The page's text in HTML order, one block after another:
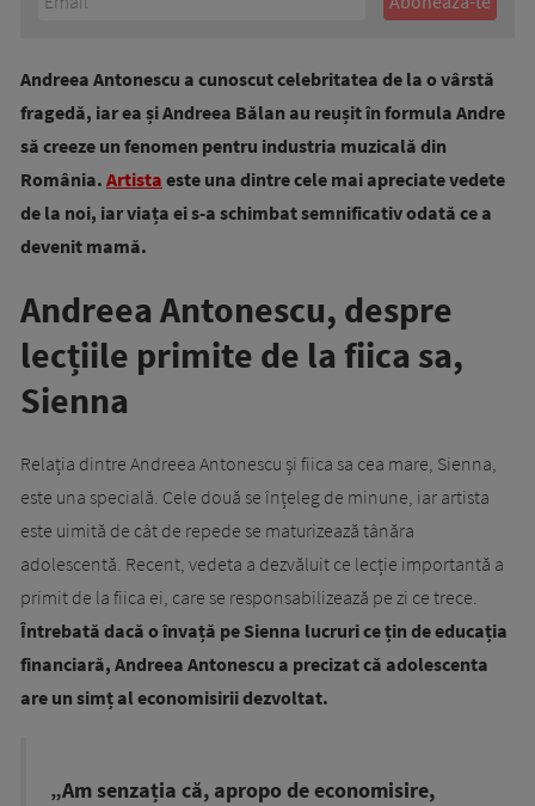
Andreea Antonescu a cunoscut celebritatea de la o vârstă
fragedă, iar ea și Andreea Bălan au reușit în formula Andre
să creeze un fenomen pentru industria muzicală din
România. Artista este una dintre cele mai apreciate vedete
de la noi, iar viața ei s-a schimbat semnificativ odată ce a
devenit mamă.
Andreea Antonescu, despre
lecțiile primite de la fiica sa,
Sienna
Relația dintre Andreea Antonescu și fiica sa cea mare, Sienna,
este una specială. Cele două se înțeleg de minune, iar artista
este uimită de cât de repede se maturizează tânăra
adolescentă. Recent, vedeta a dezvăluit ce lecție importantă a
primit de la fiica ei, care se responsabilizează pe zi ce trece.
Întrebată dacă o învață pe Sienna lucruri ce țin de educația
financiară, Andreea Antonescu a precizat că adolescenta
are un simț al economisirii dezvoltat.
„Am senzația că, apropo de economisire,